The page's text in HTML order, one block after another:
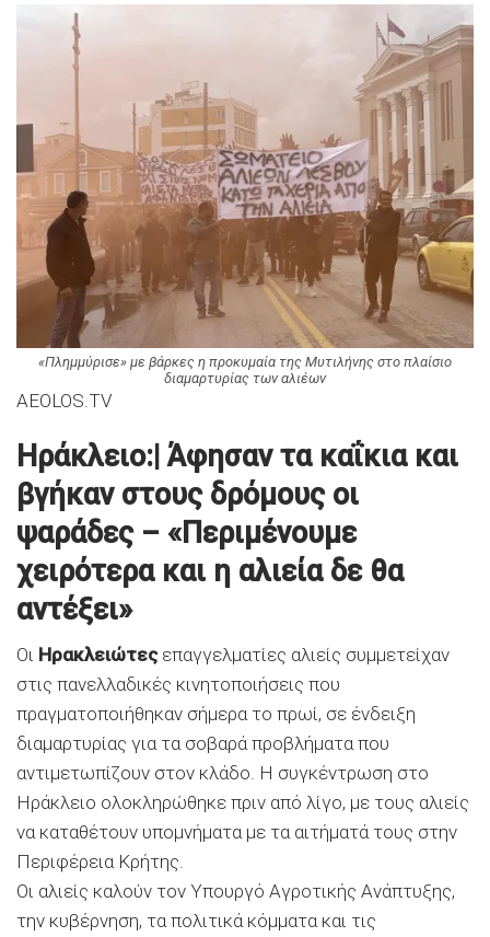
«Πλημμύρισε» με βάρκες η προκυμαία της Μυτιλήνης στο πλαίσιο
διαμαρτυρίας των αλιέων
AEOLOS.TV
Ηράκλειo:| Άφησαν τα καΐκια και
βγήκαν στους δρόμους οι
ψαράδες – «Περιμένουμε
χειρότερα και η αλιεία δε θα
αντέξει»
Οι Ηρακλειώτεςεπαγγελματίες αλιείς συμμετείχαν
στις πανελλαδικές κινητοποιήσεις που
πραγματοποιήθηκαν σήμερα το πρωί, σε ένδειξη
διαμαρτυρίας για τα σοβαρά προβλήματα που
αντιμετωπίζουν στον κλάδο. Η συγκέντρωση στο
Ηράκλειο ολοκληρώθηκε πριν από λίγο, με τους αλιείς
να καταθέτουν υπομνήματα με τα αιτήματά τους στην
Περιφέρεια Κρήτης.
Οι αλιείς καλούν τον Υπουργό Αγροτικής Ανάπτυξης,
την κυβέρνηση, τα πολιτικά κόμματα και τις